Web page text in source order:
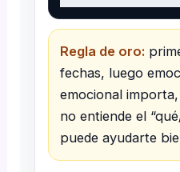
Regla de oro:
fechas, luego
emocional
no entiende el
puede ayudarte